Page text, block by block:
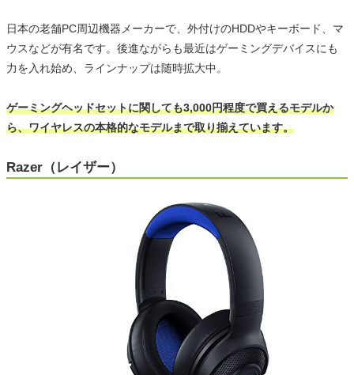
日本の老舗PC周辺機器メーカーで、外付けのHDDやキーボード、マ
ウスなどが有名です。後進ながらも最近はゲーミングデバイスにも
力を入れ始め、ラインナップは随時拡大中。
ゲーミングヘッドセットに関しても3,000円程度で買えるモデルか
ら、ワイヤレスの本格的なモデルまで取り揃えています。
Razer（レイザー）